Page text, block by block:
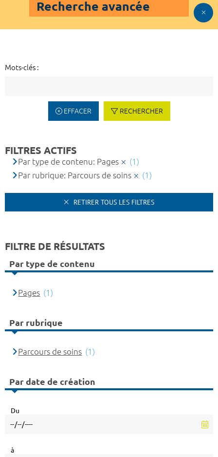
Recherche avancée
Mots-clés :
EFFACER RECHERCHER
FILTRES ACTIFS
Par type de contenu: Pages
(1)
Par rubrique: Parcours de soins
(1)
RETIRER TOUS LES FILTRES
FILTRE DE RÉSULTATS
Par type de contenu
Pages (1)
Par rubrique
Parcours de soins (1)
Par date de création
Du
à